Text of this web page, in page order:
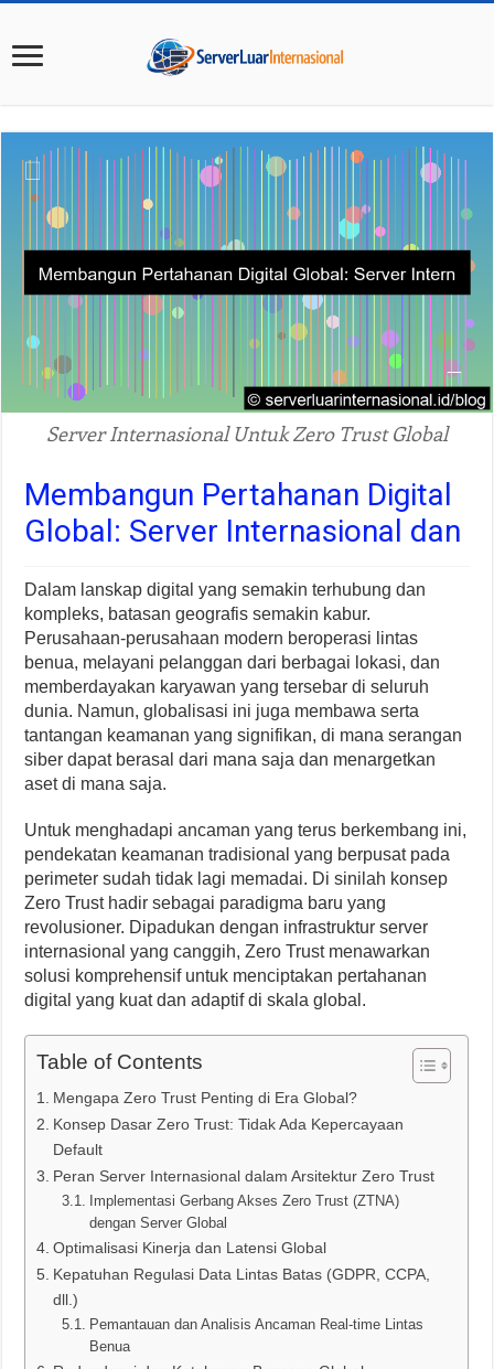
Server Internasional Untuk Zero Trust Global
Membangun Pertahanan Digital
Global: Server Internasional dan
Dalam lanskap digital yang semakin terhubung dan
kompleks, batasan geografis semakin kabur.
Perusahaan-perusahaan modern beroperasi lintas
benua, melayani pelanggan dari berbagai lokasi, dan
memberdayakan karyawan yang tersebar di seluruh
dunia. Namun, globalisasi ini juga membawa serta
tantangan keamanan yang signifikan, di mana serangan
siber dapat berasal dari mana saja dan menargetkan
aset di mana saja.
Untuk menghadapi ancaman yang terus berkembang ini,
pendekatan keamanan tradisional yang berpusat pada
perimeter sudah tidak lagi memadai. Di sinilah konsep
Zero Trust hadir sebagai paradigma baru yang
revolusioner. Dipadukan dengan infrastruktur server
internasional yang canggih, Zero Trust menawarkan
solusi komprehensif untuk menciptakan pertahanan
digital yang kuat dan adaptif di skala global.
Table of Contents
Mengapa Zero Trust Penting di Era Global?
Konsep Dasar Zero Trust: Tidak Ada Kepercayaan
Default
Peran Server Internasional dalam Arsitektur Zero Trust
Implementasi Gerbang Akses Zero Trust (ZTNA)
dengan Server Global
Optimalisasi Kinerja dan Latensi Global
Kepatuhan Regulasi Data Lintas Batas (GDPR, CCPA,
dll.)
Pemantauan dan Analisis Ancaman Real-time Lintas
Benua